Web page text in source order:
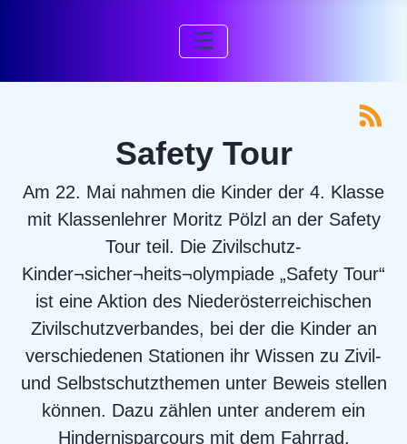
Safety Tour
Am 22. Mai nahmen die Kinder der 4. Klasse
mit Klassenlehrer Moritz Pölzl an der Safety
Tour teil. Die Zivilschutz-
Kinder¬sicher¬heits¬olympiade „Safety Tour“
ist eine Aktion des Niederösterreichischen
Zivilschutzverbandes, bei der die Kinder an
verschiedenen Stationen ihr Wissen zu Zivil-
und Selbstschutzthemen unter Beweis stellen
können. Dazu zählen unter anderem ein
Hindernisparcours mit dem Fahrrad,